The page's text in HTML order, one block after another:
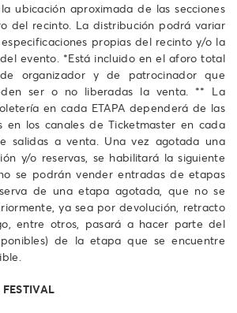
ubicación aproximada de las secciones
del recinto. La distribución podrá variar
propias del recinto y/o la
evento. *Está incluido en el aforo total
de organizador y de patrocinador que
ser o no liberadas la venta. ** La
en cada ETAPA dependerá de las
en los canales de Ticketmaster en cada
salidas a venta. Una vez agotada una
y/o reservas, se habilitará la siguiente
se podrán vender entradas de etapas
de una etapa agotada, que no se
ya sea por devolución, retracto
entre otros, pasará a hacer parte del
de la etapa que se encuentre